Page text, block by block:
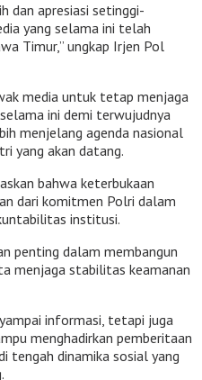
dan apresiasi setinggi-
yang selama ini telah
Timur,” ungkap Irjen Pol
media untuk tetap menjaga
ini demi terwujudnya
menjelang agenda nasional
yang akan datang.
bahwa keterbukaan
dari komitmen Polri dalam
institusi.
penting dalam membangun
menjaga stabilitas keamanan
informasi, tetapi juga
menghadirkan pemberitaan
tengah dinamika sosial yang